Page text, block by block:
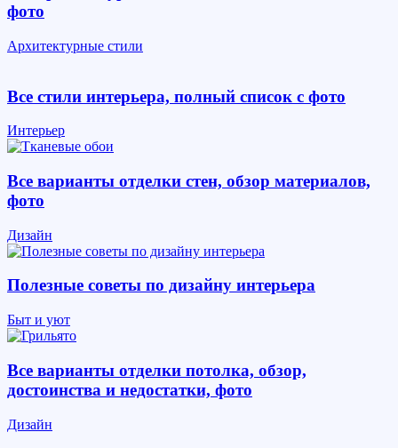
фото
Архитектурные стили
Все стили интерьера, полный список с фото
Интерьер
Все варианты отделки стен, обзор материалов,
фото
Дизайн
Полезные советы по дизайну интерьера
Быт и уют
Все варианты отделки потолка, обзор,
достоинства и недостатки, фото
Дизайн